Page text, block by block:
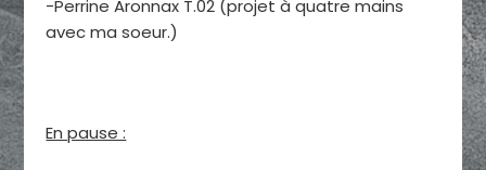
-Perrine Aronnax T.02 (projet à quatre mains
avec ma soeur.)
En pause :